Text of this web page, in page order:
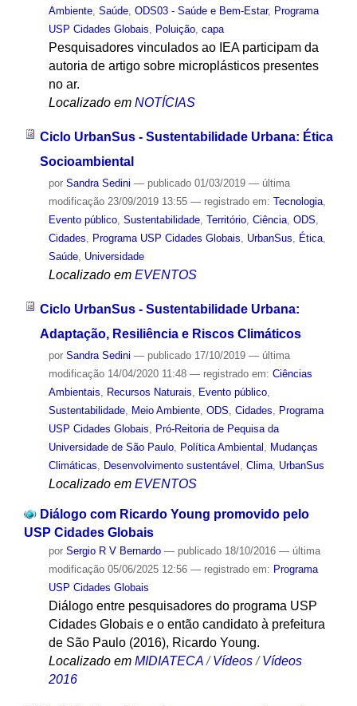
Ambiente, Saúde, ODS03 - Saúde e Bem-Estar, Programa
USP Cidades Globais, Poluição, capa
Pesquisadores vinculados ao IEA participam da
autoria de artigo sobre microplásticos presentes
no ar.
Localizado em NOTÍCIAS
Ciclo UrbanSus - Sustentabilidade Urbana: Ética
Socioambiental
por Sandra Sedini — publicado01/03/2019 — última
modificação23/09/2019 13:55 — registrado em: Tecnologia,
Evento público, Sustentabilidade, Território, Ciência, ODS,
Cidades, Programa USP Cidades Globais, UrbanSus, Ética,
Saúde, Universidade
Localizado em EVENTOS
Ciclo UrbanSus - Sustentabilidade Urbana:
Adaptação, Resiliência e Riscos Climáticos
por Sandra Sedini — publicado17/10/2019 — última
modificação14/04/2020 11:48 — registrado em: Ciências
Ambientais
Recursos Naturais Evento público,
Sustentabilidade, Meio Ambiente, ODS Cidades
Programa
USP Cidades Globais
Pró-Reitoria de Pequisa da
Universidade de São Paulo, Política Ambiental
Mudanças
Climáticas
Desenvolvimento sustentável Clima, UrbanSus
Localizado em EVENTOS
Diálogo com Ricardo Young promovido pelo
USP Cidades Globais
por Sergio R V Bernardo — publicado18/10/2016 — última
modificação05/06/2025 12:56 — registrado em: Programa
USP Cidades Globais
Diálogo entre pesquisadores do programa USP
Cidades Globais e o então candidato à prefeitura
de São Paulo (2016), Ricardo Young.
Localizado em MIDIATECA / Vídeos / Vídeos
2016